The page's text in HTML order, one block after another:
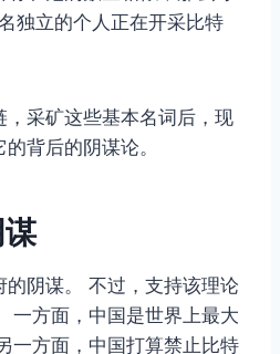
独立的个人正在开采比特
，采矿这些基本名词后，现
背后的阴谋论。
阴谋。 不过，支持该理论
一方面，中国是世界上最大
一方面，中国打算禁止比特